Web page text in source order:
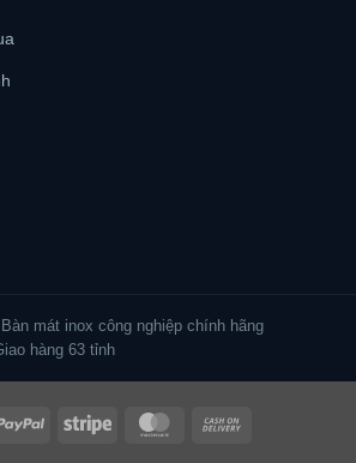
mát inox công nghiệp chính hãng
hàng 63 tỉnh
PayPal Stripe MasterCard